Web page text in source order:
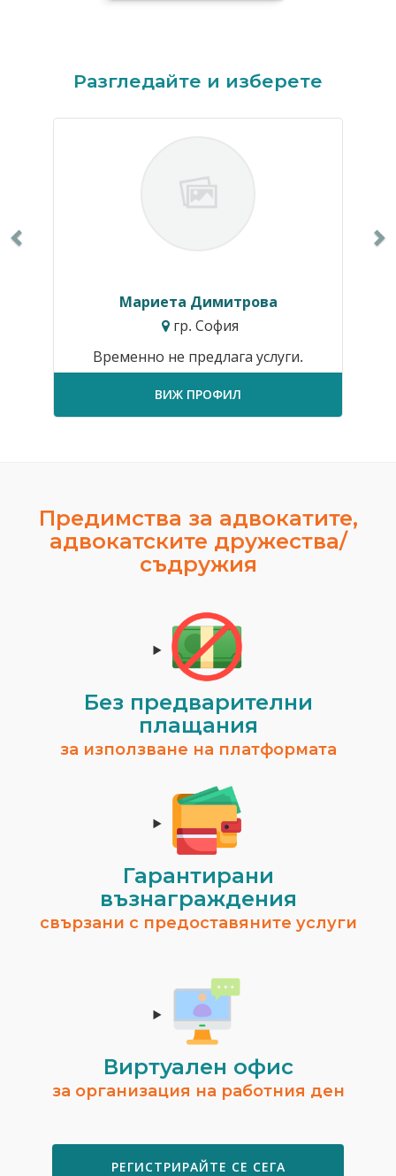
Разгледайте и изберете
Мариета Димитрова
гр. София
Временно не предлага услуги.
ВИЖ ПРОФИЛ
Предимства за адвокатите,
адвокатските дружества/
съдружия
Без предварителни
плащания
за използване на платформата
Гарантирани
възнаграждения
свързани с предоставяните услуги
Виртуален офис
за организация на работния ден
РЕГИСТРИРАЙТЕ СЕ СЕГА